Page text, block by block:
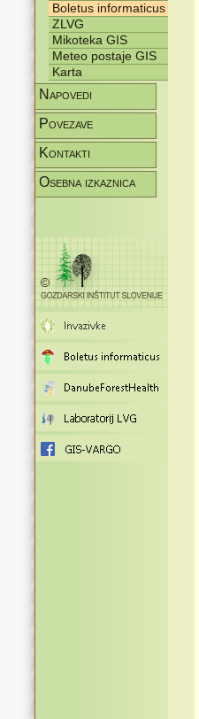
Boletus informaticus
ZLVG
Mikoteka GIS
Meteo postaje GIS
Karta
Napovedi
Povezave
Kontakti
Osebna izkaznica